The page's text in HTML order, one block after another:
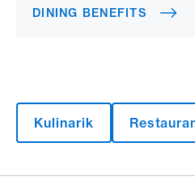
DINING BENEFITS
Kulinarik